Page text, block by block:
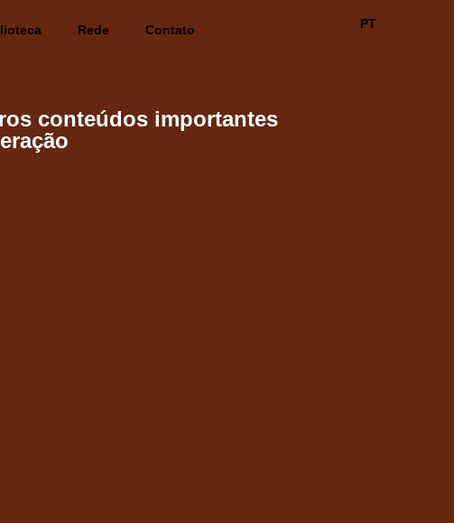
Rede Contato PT
conteúdos importantes